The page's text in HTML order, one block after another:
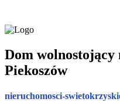
Dom wolnostojący
Piekoszów
nieruchomosci-